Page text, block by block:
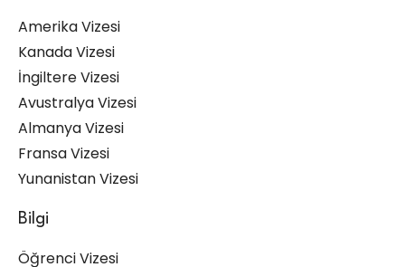
Amerika Vizesi
Kanada Vizesi
İngiltere Vizesi
Avustralya Vizesi
Almanya Vizesi
Fransa Vizesi
Yunanistan Vizesi
Bilgi
Öğrenci Vizesi